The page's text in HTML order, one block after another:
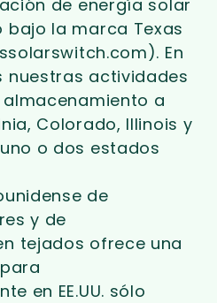
de energía solar
la marca Texas
En
nuestras actividades
a
Colorado, Illinois y
o dos estados
de
y de
tejados ofrece una
en EE.UU. sólo